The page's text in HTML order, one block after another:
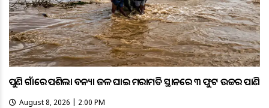
ପୁଣି ଗାଁରେ ପଶିଲା ବନ୍ୟା ଜଳ ଘାଇ ମରାମତି ସ୍ଥାନରେ ୩ ଫୁଟ ଉଚ୍ଚର ପାଣି
August 8, 2026 | 2:00 PM